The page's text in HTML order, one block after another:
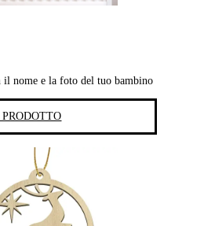
il nome e la foto del tuo bambino